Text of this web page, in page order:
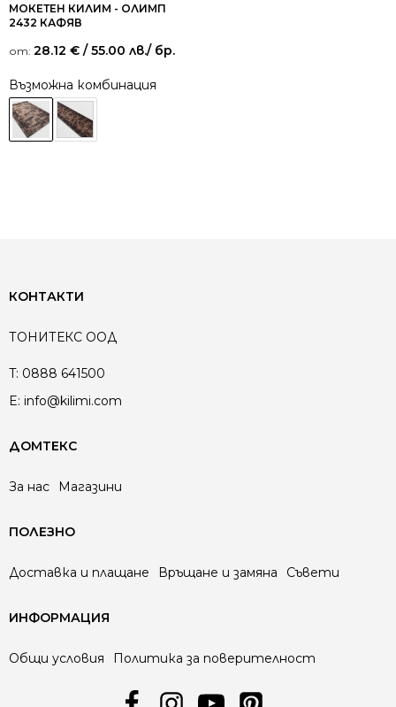
МОКЕТЕН КИЛИМ - ОЛИМП
2432 КАФЯВ
от: 28.12 € / 55.00 лв./ бр.
Възможна комбинация
КОНТАКТИ
ТОНИТЕКС ООД
T: 0888 641500
E: info@kilimi.com
ДОМТЕКС
За нас Магазини
ПОЛЕЗНО
Доставка и плащане Връщане и замяна Съвети
ИНФОРМАЦИЯ
Общи условия Политика за поверителност